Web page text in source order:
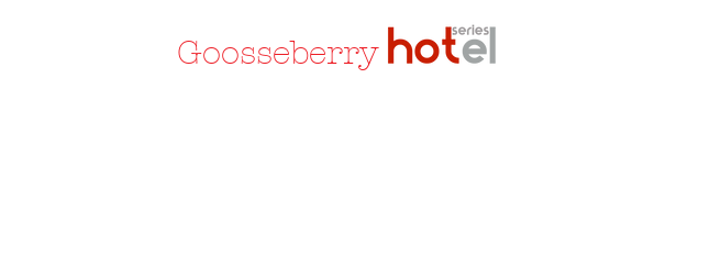
Goosseberry